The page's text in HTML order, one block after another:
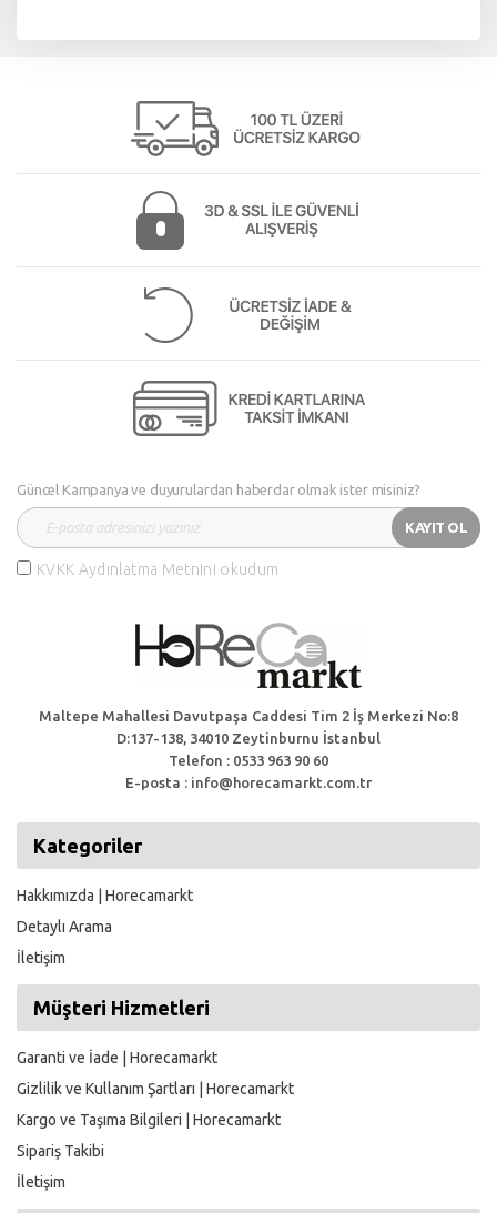
Güncel Kampanya ve duyurulardan haberdar olmak ister misiniz?
KAYIT OL
KVKK Aydınlatma Metnini okudum
Maltepe Mahallesi Davutpaşa Caddesi Tim 2 İş Merkezi No:8
D:137-138, 34010 Zeytinburnu İstanbul
Telefon : 0533 963 90 60
E-posta : info@horecamarkt.com.tr
Kategoriler
Hakkımızda | Horecamarkt
Detaylı Arama
İletişim
Müşteri Hizmetleri
Garanti ve İade | Horecamarkt
Gizlilik ve Kullanım Şartları | Horecamarkt
Kargo ve Taşıma Bilgileri | Horecamarkt
Sipariş Takibi
İletişim